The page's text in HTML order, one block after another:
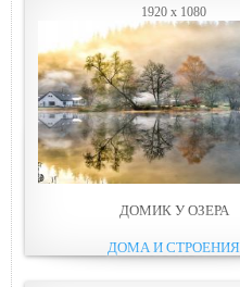
1920 x 1080
ДОМИК У ОЗЕРА
ДОМА И СТРОЕНИЯ